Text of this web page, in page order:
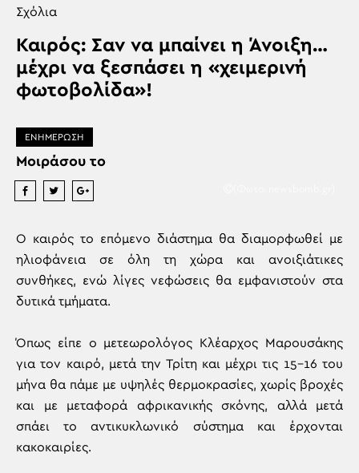
Σχόλια
Καιρός: Σαν να μπαίνει η Άνοιξη…
μέχρι να ξεσπάσει η «χειμερινή
φωτοβολίδα»!
ΕΝΗΜΕΡΩΣΗ
Μοιράσου το
Ο καιρός το επόμενο διάστημα θα διαμορφωθεί με
ηλιοφάνεια σε όλη τη χώρα και ανοιξιάτικες
συνθήκες, ενώ λίγες νεφώσεις θα εμφανιστούν στα
δυτικά τμήματα.
Όπως είπε ο μετεωρολόγος Κλέαρχος Μαρουσάκης
για τον καιρό, μετά την Τρίτη και μέχρι τις 15-16 του
μήνα θα πάμε με υψηλές θερμοκρασίες, χωρίς βροχές
και με μεταφορά αφρικανικής σκόνης, αλλά μετά
σπάει το αντικυκλωνικό σύστημα και έρχονται
κακοκαιρίες.